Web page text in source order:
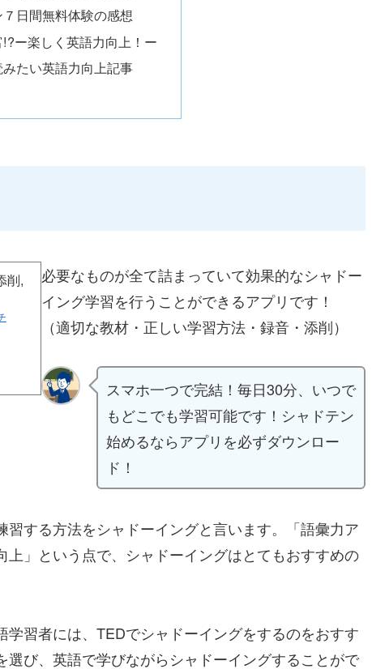
日間無料体験の感想
ー楽しく英語力向上！ー
たい英語力向上記事
削,
必要なものが全て詰まっていて効果的なシャドー
イング学習を行うことができるアプリです！
（適切な教材・正しい学習方法・録音・添削）
スマホ一つで完結！毎日30分、いつで
もどこでも学習可能です！シャドテン
始めるならアプリを必ずダウンロー
ド！
する方法をシャドーイングと言います。「語彙力ア
」という点で、シャドーイングはとてもおすすめの
習者には、TEDでシャドーイングをするのをおすす
び、英語で学びながらシャドーイングすることがで